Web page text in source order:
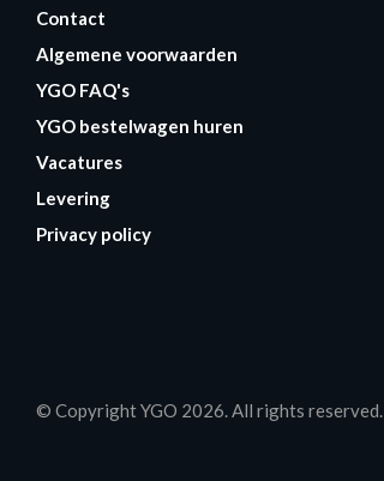
Contact
Algemene voorwaarden
YGO FAQ's
YGO bestelwagen huren
Vacatures
Levering
Privacy policy
© Copyright YGO 2026. All rights reserved.